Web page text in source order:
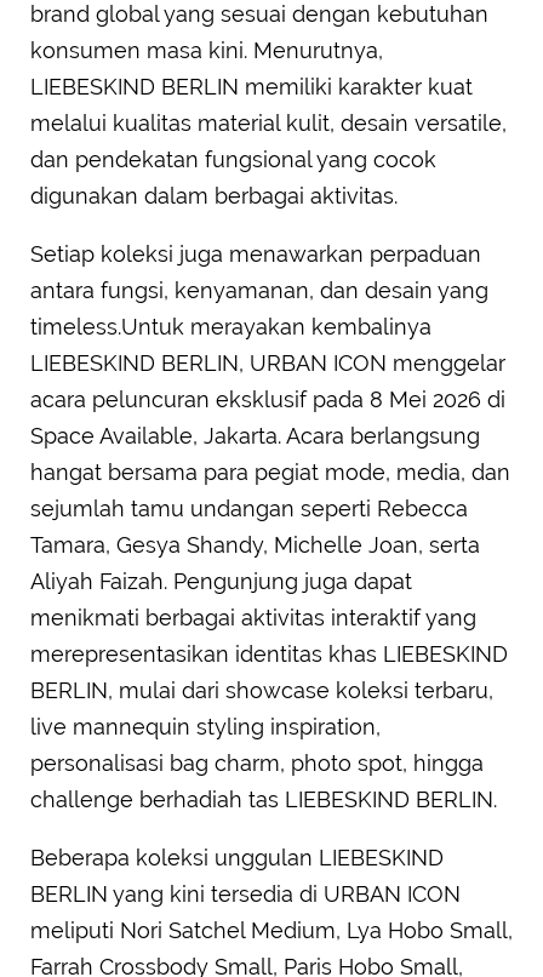
brand global yang sesuai dengan kebutuhan
konsumen masa kini. Menurutnya,
LIEBESKIND BERLIN memiliki karakter kuat
melalui kualitas material kulit, desain versatile,
dan pendekatan fungsional yang cocok
digunakan dalam berbagai aktivitas.
Setiap koleksi juga menawarkan perpaduan
antara fungsi, kenyamanan, dan desain yang
timeless.Untuk merayakan kembalinya
LIEBESKIND BERLIN, URBAN ICON menggelar
acara peluncuran eksklusif pada 8 Mei 2026 di
Space Available, Jakarta. Acara berlangsung
hangat bersama para pegiat mode, media, dan
sejumlah tamu undangan seperti Rebecca
Tamara, Gesya Shandy, Michelle Joan, serta
Aliyah Faizah. Pengunjung juga dapat
menikmati berbagai aktivitas interaktif yang
merepresentasikan identitas khas LIEBESKIND
BERLIN, mulai dari showcase koleksi terbaru,
live mannequin styling inspiration,
personalisasi bag charm, photo spot, hingga
challenge berhadiah tas LIEBESKIND BERLIN.
Beberapa koleksi unggulan LIEBESKIND
BERLIN yang kini tersedia di URBAN ICON
meliputi Nori Satchel Medium, Lya Hobo Small,
Farrah Crossbody Small, Paris Hobo Small,